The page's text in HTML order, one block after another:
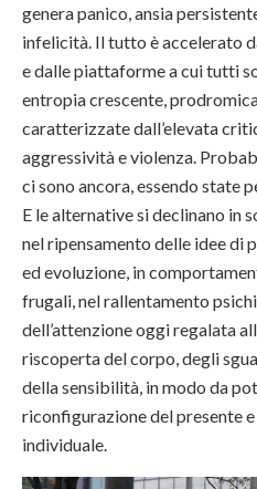
genera panico, ansia
infelicità. Il tutto è accelerato
e dalle piattaforme a cui tutti
entropia crescente,
caratterizzate dall’elevata
aggressività e violenza.
ci sono ancora, essendo state
E le alternative si declinano in
nel ripensamento delle idee di
ed evoluzione, in
frugali, nel rallentamento
dell’attenzione oggi regalata
riscoperta del corpo, degli
della sensibilità, in modo da
riconfigurazione del presente
individuale.